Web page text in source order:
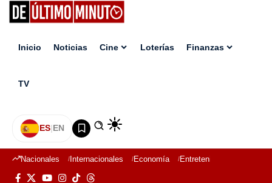
Inicio Noticias Cine Loterías Finanzas
TV
ES|EN
Nacionales Internacionales Economía Entretenimiento